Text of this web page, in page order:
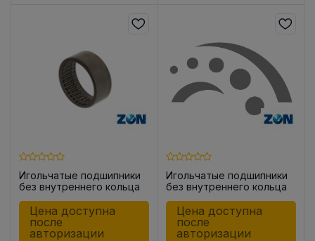
Игольчатые подшипники
без внутреннего кольца
Цена доступна
после
авторизации
Игольчатые подшипники
без внутреннего кольца
Цена доступна
после
авторизации